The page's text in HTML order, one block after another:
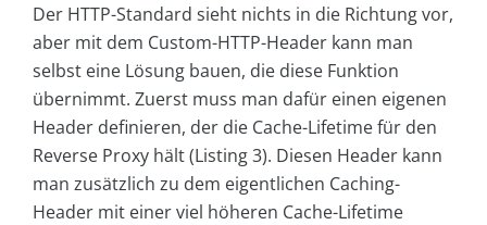
Der HTTP-Standard sieht nichts in die Richtung vor,
aber mit dem Custom-HTTP-Header kann man
selbst eine Lösung bauen, die diese Funktion
übernimmt. Zuerst muss man dafür einen eigenen
Header definieren, der die Cache-Lifetime für den
Reverse Proxy hält (Listing 3). Diesen Header kann
man zusätzlich zu dem eigentlichen Caching-
Header mit einer viel höheren Cache-Lifetime